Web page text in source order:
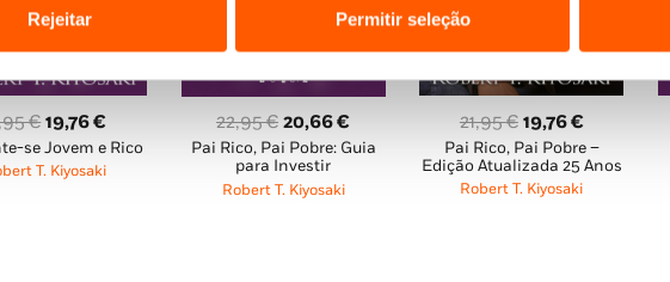
Rejeitar Permitir seleção
€O
preço
original
19,76€O
preço
atual
se Jovem e Rico
T. Kiyosaki
22,95€ O
preço
original
20,66€O
preço
Pai Rico, Pai Pobre: Guia
para Investir
Robert T. Kiyosaki
21,95€ O
preço
original
19,76€O
preço
atual
Pai Rico, Pai Pobre –
Edição Atualizada 25 Anos
Robert T. Kiyosaki